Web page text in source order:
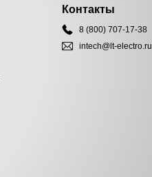
Контакты
8 (800) 707-17-38
intech@lt-electro.ru